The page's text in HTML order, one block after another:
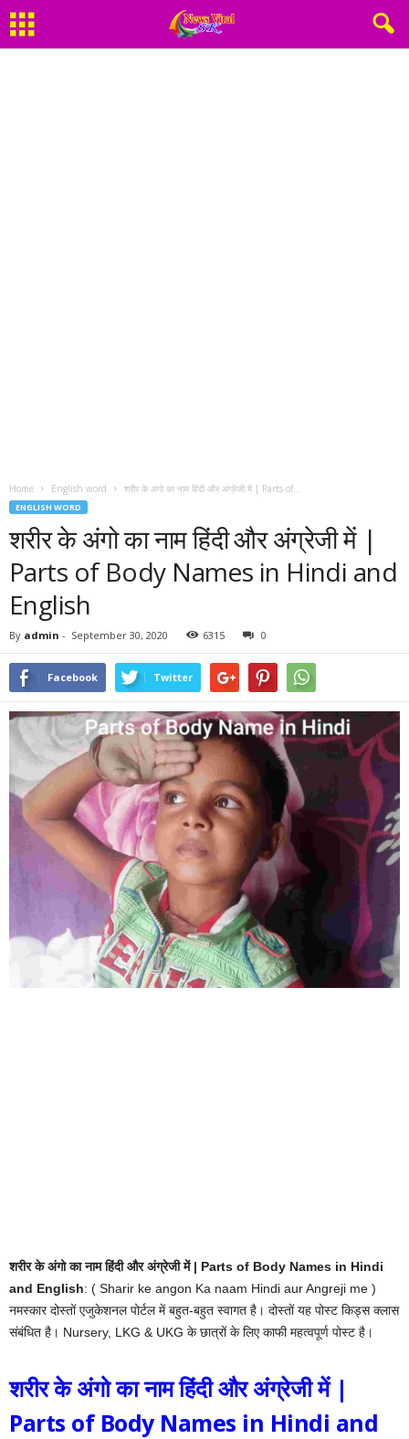
Home English word शरीर के अंगो का नाम हिंदी और अंग्रेजी में | Parts of...
ENGLISH WORD
शरीर के अंगो का नाम हिंदी और अंग्रेजी में |
Parts of Body Names in Hindi and
English
By admin - September 30, 2020 6315 0
Facebook Twitter
शरीर के अंगो का नाम हिंदी और अंग्रेजी में | Parts of Body Names in Hindi
and English: ( Sharir ke angon Ka naam Hindi aur Angreji me )
नमस्कार दोस्तों एजुकेशनल पोर्टल में बहुत-बहुत स्वागत है। दोस्तों यह पोस्ट किड्स क्लास
संबंधित है। Nursery, LKG & UKG के छात्रों के लिए काफी महत्वपूर्ण पोस्ट है।
शरीर के अंगो का नाम हिंदी और अंग्रेजी में |
Parts of Body Names in Hindi and